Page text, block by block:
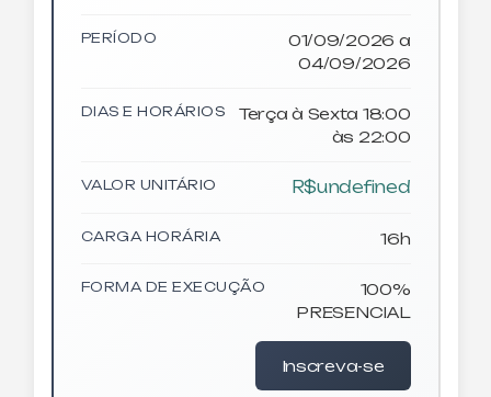
PERÍODO
01/09/2026 a
04/09/2026
DIAS E HORÁRIOS
Terça à Sexta 18:00
às 22:00
VALOR UNITÁRIO R$undefined
CARGA HORÁRIA 16h
FORMA DE EXECUÇÃO
100%
PRESENCIAL
Inscreva-se